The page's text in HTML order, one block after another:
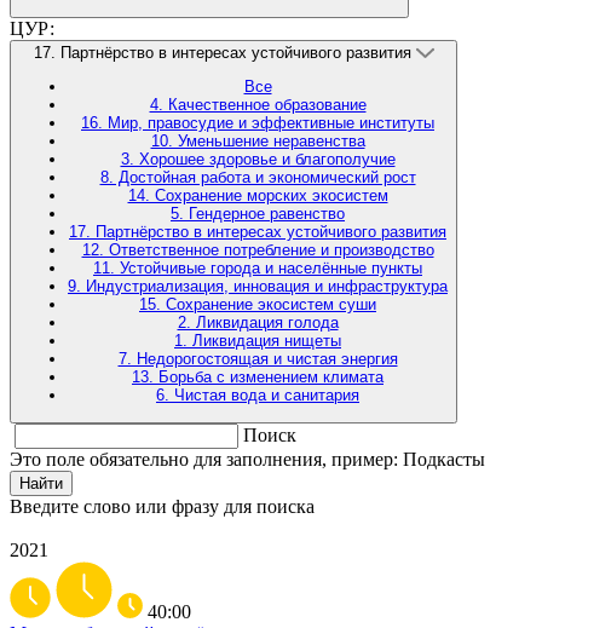
ЦУР:
17. Партнёрство в интересах устойчивого развития
Все
4. Качественное образование
16. Мир, правосудие и эффективные институты
10. Уменьшение неравенства
3. Хорошее здоровье и благополучие
8. Достойная работа и экономический рост
14. Сохранение морских экосистем
5. Гендерное равенство
17. Партнёрство в интересах устойчивого развития
12. Ответственное потребление и производство
11. Устойчивые города и населённые пункты
9. Индустриализация, инновация и инфраструктура
15. Сохранение экосистем суши
2. Ликвидация голода
1. Ликвидация нищеты
7. Недорогостоящая и чистая энергия
13. Борьба с изменением климата
6. Чистая вода и санитария
Поиск
Это поле обязательно для заполнения, пример: Подкасты
Найти
Введите слово или фразу для поиска
2021
40:00